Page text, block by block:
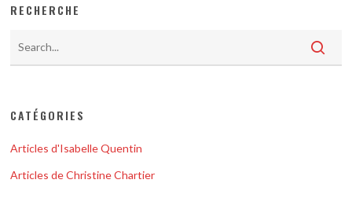
RECHERCHE
CATÉGORIES
Articles d'Isabelle Quentin
Articles de Christine Chartier